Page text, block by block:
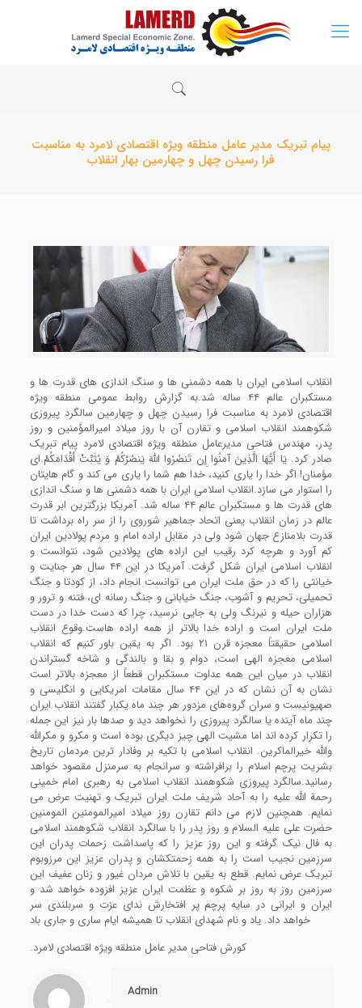
پیام تبریک مدیر عامل منطقه ویژه اقتصادی لامرد به مناسبت
فرا رسیدن چهل و چهارمین بهار انقلاب
انقلاب اسلامی ایران با همه دشمنی ها و سنگ اندازی های قدرت ها و
مستکبران عالم ۴۴ ساله شد.به گزارش روابط عمومی منطقه ویژه
اقتصادی لامرد به مناسبت فرا رسیدن چهل و چهارمین سالگرد پیروزی
شکوهمند انقلاب اسلامی و تقارن آن با روز میلاد امیرالمؤمنین و روز
پدر، مهندس فتاحی مدیرعامل منطقه ویژه اقتصادی لامرد پیام تبریک
صادر کرد. يَا أَيُّهَا الَّذِينَ آمَنُوا إِن تَنصُرُوا اللَّهَ يَنصُرْكُمْ وَ يُثَبِّتْ أَقْدَامَكُمْ.ای
مؤمنان! اگر خدا را یاری کنید، خدا هم شما را یاری می کند و گام هایتان
را استوار می سازد.انقلاب اسلامی ایران با همه دشمنی ها و سنگ اندازی
های قدرت ها و مستکبران عالم ۴۴ ساله شد. آمریکا بزرگترین ابر قدرت
عالم در زمان انقلاب یعنی اتحاد جماهیر شوروی را از سر راه برداشت تا
قدرت بلامنازع جهان شود ولی در مقابل اراده امام و مردم پولادین ایران
کم آورد و هرچه کرد رقیب این اراده های پولادین شود، نتوانست و
انقلاب اسلامی ایران شکل گرفت. آمریکا در این ۴۴ سال هر جنایت و
خیانتی را که در حق ملت ایران می توانست انجام داد، از کودتا و جنگ
تحمیلی، تحریم و آشوب، جنگ خیابانی و جنگ رسانه ای، فتنه و ترور و
هزاران حیله و نیرنگ ولی به جایی نرسید، چرا که دست خدا در دست
ملت ایران است و اراده خدا بالاتر از همه اراده هاست.وقوع انقلاب
اسلامی حقیقتاً معجزه قرن ۲۱ بود. اگر به یقین باور کنیم که انقلاب
اسلامی معجزه الهی است، دوام و بقا و بالندگی و شاخه گستراندن
انقلاب در میان این همه عداوت مستکبران قطعاً از معجزه بالاتر است
نشان به آن نشان که در این ۴۴ سال مقامات امریکایی و انگلیسی و
صهیونیست و سران گروه‌های مزدور هر چند ماه یکبار گفتند انقلاب ایران
چند ماه آینده یا سالگرد پیروزی را نخواهد دید و صدها بار نیز این جمله
را تکرار کرده اند اما مشیت الهی چیز دیگری بوده است و مکرو و مکرالله
والله خیرالماکرین. انقلاب اسلامی با تکیه بر وفادار ترین مردمان تاریخ
بشریت پرچم اسلام را برافراشته و سرانجام به سرمنزل مقصود خواهد
رسانید.سالگرد پیروزی شکوهمند انقلاب اسلامی به رهبری امام خمینی
رحمة الله علیه را به آحاد شریف ملت ایران تبریک و تهنیت عرض می
نمایم. همچنین لازم می دانم تقارن روز میلاد امیرالمومنین المومنین
حضرت علی علیه السلام و روز پدر را با سالگرد انقلاب شکوهمند اسلامی
به فال نیک گرفته و این روز عزیز را که پاسداشت زحمات پدران این
سرزمین نجیب است را به همه زحمتکشان و پدران عزیز این مرزوبوم
تبریک عرض نمایم. قطع به یقین با تلاش مردان غیور و زنان عفیف این
سرزمین روز به روز بر شکوه و عظمت ایران عزیز افزوده خواهد شد و
ایران و ایرانی در سایه پرچم پر افتخارش ندای عزت و سربلندی سر
خواهد داد. یاد و نام شهدای انقلاب تا همیشه ایام ساری و جاری باد
.کورش فتاحی مدیر عامل منطقه ویژه اقتصادی لامرد
Admin